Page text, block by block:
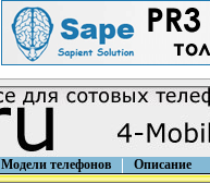
Модели телефонов Описание